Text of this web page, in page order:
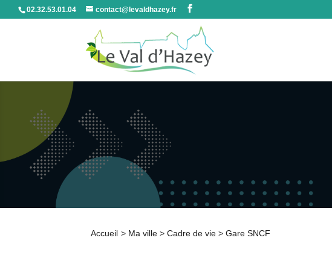
02.32.53.01.04 contact@levaldhazey.fr
Accueil > Ma ville > Cadre de vie > Gare SNCF